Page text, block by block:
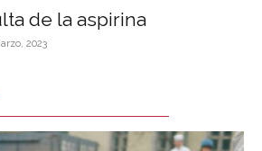
de la aspirina
2023